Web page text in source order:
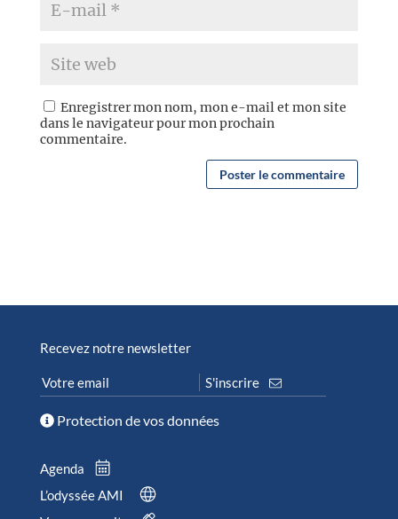
Enregistrer mon nom, mon e-mail et mon site
dans le navigateur pour mon prochain
commentaire.
Recevez notre newsletter
Protection de vos données
Agenda
L’odyssée AMI